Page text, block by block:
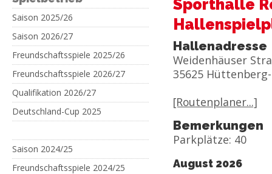
Saison 2025/26
Saison 2026/27
Freundschaftsspiele 2025/26
Freundschaftsspiele 2026/27
Qualifikation 2026/27
Deutschland-Cup 2025
Saison 2024/25
Freundschaftsspiele 2024/25
Sporthalle
Hallenadresse
Weidenhäuser
35625
[Routenplaner...]
Bemerkungen
Parkplätze: 40
August 2026